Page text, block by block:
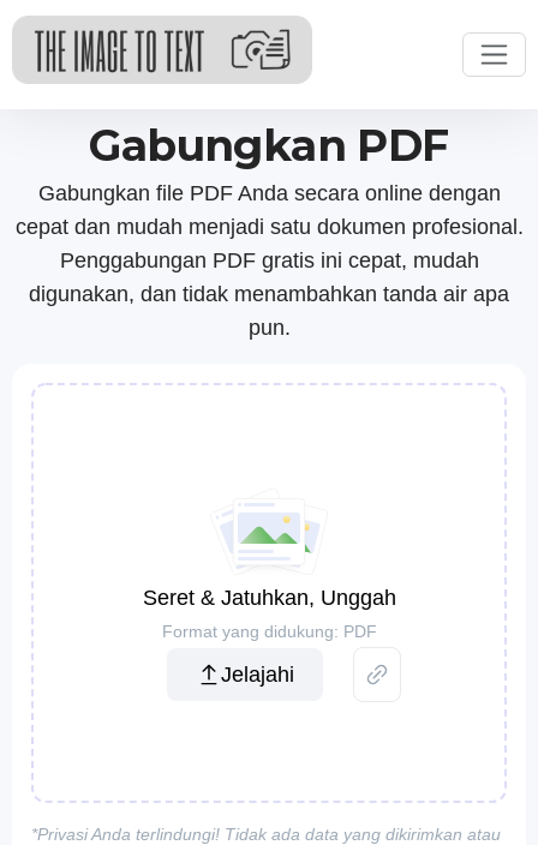
Gabungkan PDF
Gabungkan file PDF Anda secara online dengan
cepat dan mudah menjadi satu dokumen profesional.
Penggabungan PDF gratis ini cepat, mudah
digunakan, dan tidak menambahkan tanda air apa
pun.
Seret & Jatuhkan, Unggah
Format yang didukung: PDF
Jelajahi
*Privasi Anda terlindungi! Tidak ada data yang dikirimkan atau